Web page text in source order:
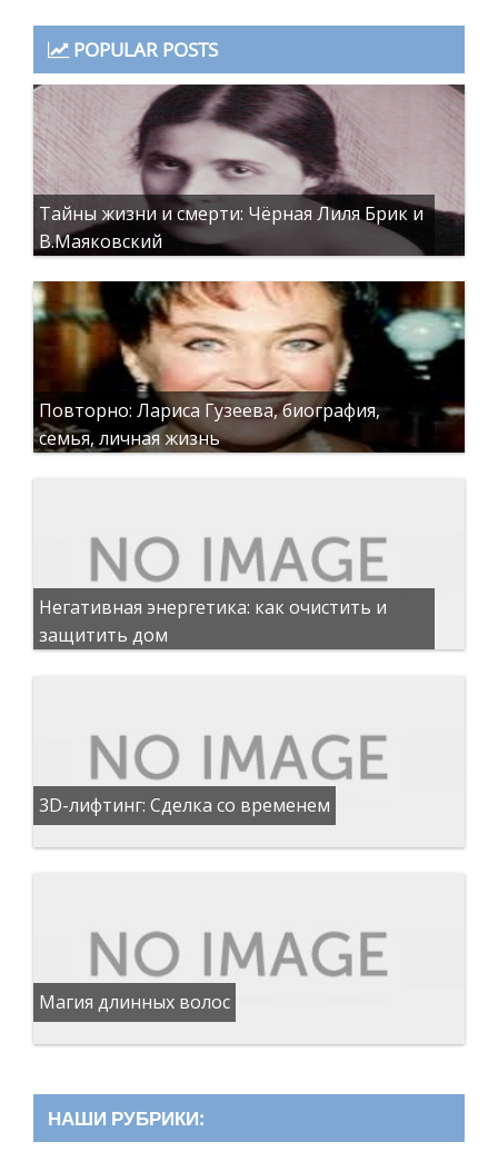
POPULAR POSTS
Тайны жизни и смерти: Чёрная Лиля Брик и
В.Маяковский
Повторно: Лариса Гузеева, биография,
семья, личная жизнь
Негативная энергетика: как очистить и
защитить дом
3D-лифтинг: Сделка со временем
Магия длинных волос
НАШИ РУБРИКИ: